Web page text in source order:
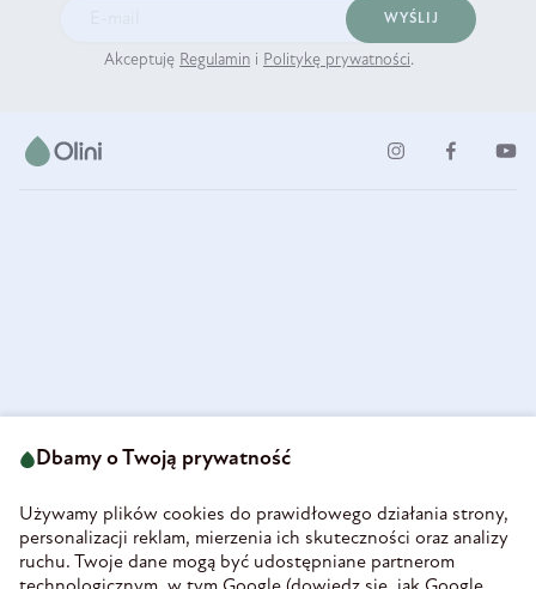
WYŚLIJ
Akceptuję Regulamin i Politykę prywatności.
58-160 Świebodzice
REGON 890213034
INFORMACJE
Dbamy o Twoją prywatność
Używamy plików cookies do prawidłowego działania strony,
personalizacji reklam, mierzenia ich skuteczności oraz analizy
ruchu. Twoje dane mogą być udostępniane partnerom